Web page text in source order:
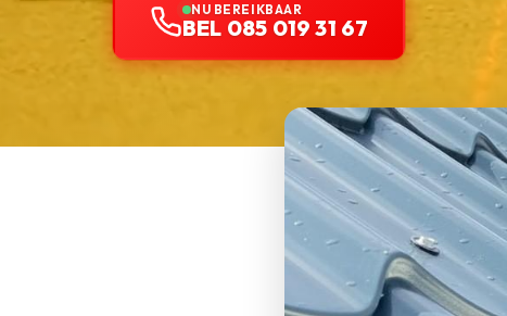
NU BEREIKBAAR
BEL 085 019 31 67